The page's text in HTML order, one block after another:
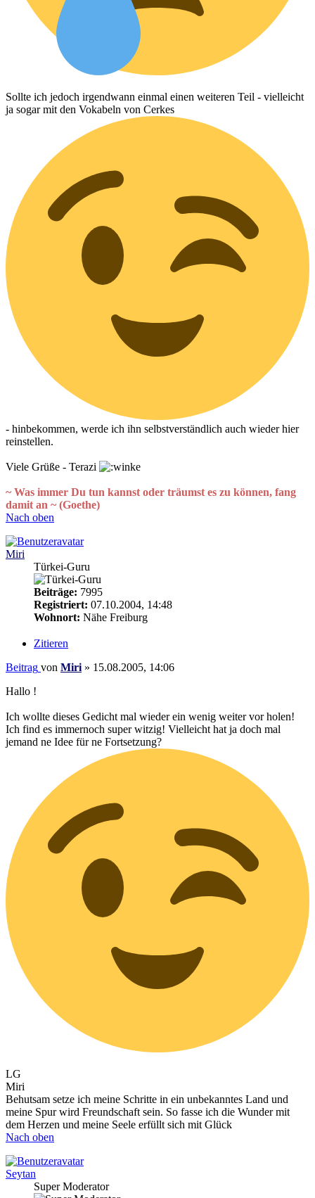
Sollte ich jedoch irgendwann einmal einen weiteren Teil - vielleicht
ja sogar mit den Vokabeln von Cerkes
- hinbekommen, werde ich ihn selbstverständlich auch wieder hier
reinstellen.
Viele Grüße - Terazi
~ Was immer Du tun kannst oder träumst es zu können, fang
damit an ~ (Goethe)
Nach oben
Miri
Türkei-Guru
Beiträge: 7995
Registriert: 07.10.2004, 14:48
Wohnort: Nähe Freiburg
Zitieren
Beitrag von Miri » 15.08.2005, 14:06
Hallo !
Ich wollte dieses Gedicht mal wieder ein wenig weiter vor holen!
Ich find es immernoch super witzig! Vielleicht hat ja doch mal
jemand ne Idee für ne Fortsetzung?
LG
Miri
Behutsam setze ich meine Schritte in ein unbekanntes Land und
meine Spur wird Freundschaft sein. So fasse ich die Wunder mit
dem Herzen und meine Seele erfüllt sich mit Glück
Nach oben
Seytan
Super Moderator